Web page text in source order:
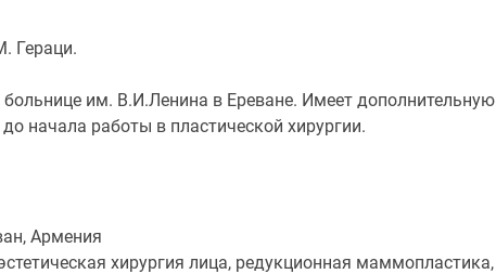
Гераци.
им. В.И.Ленина в Ереване. Имеет дополнительную
начала работы в пластической хирургии.
Армения
хирургия лица, редукционная маммопластика,